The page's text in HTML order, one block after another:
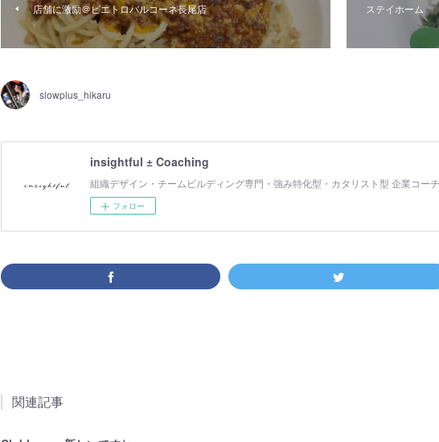
店舗に激励＠ピエトロバルコーネ長尾店 ステイホーム
slowplus_hikaru
insightful ± Coaching
組織デザイン・チームビルディング専門・強み特化型・カタリスト型 企業コ
フォロー
関連記事